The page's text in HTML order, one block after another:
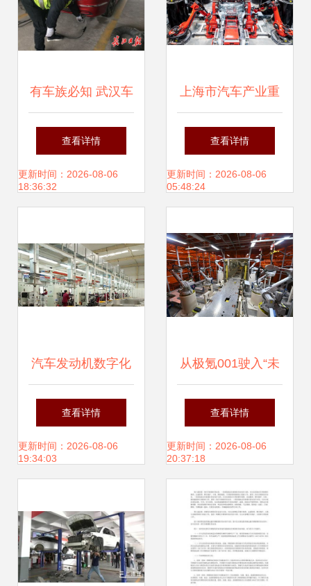
有车族必知 武汉车
辆检验新规与机动
车修理维护新变化
查看详情
更新时间：2026-08-06
18:36:32
上海市汽车产业重
新通电 特斯拉上海
超级工厂有序复工
有序跟进
查看详情
更新时间：2026-08-06
05:48:24
汽车发动机数字化
工厂实施方案——
基于机动车修理与
查看详情
更新时间：2026-08-06
19:34:03
从极氪001驶入“未
来工厂” 宁波杭州
湾新区的SEA浩瀚
宇宙
查看详情
更新时间：2026-08-06
20:37:18